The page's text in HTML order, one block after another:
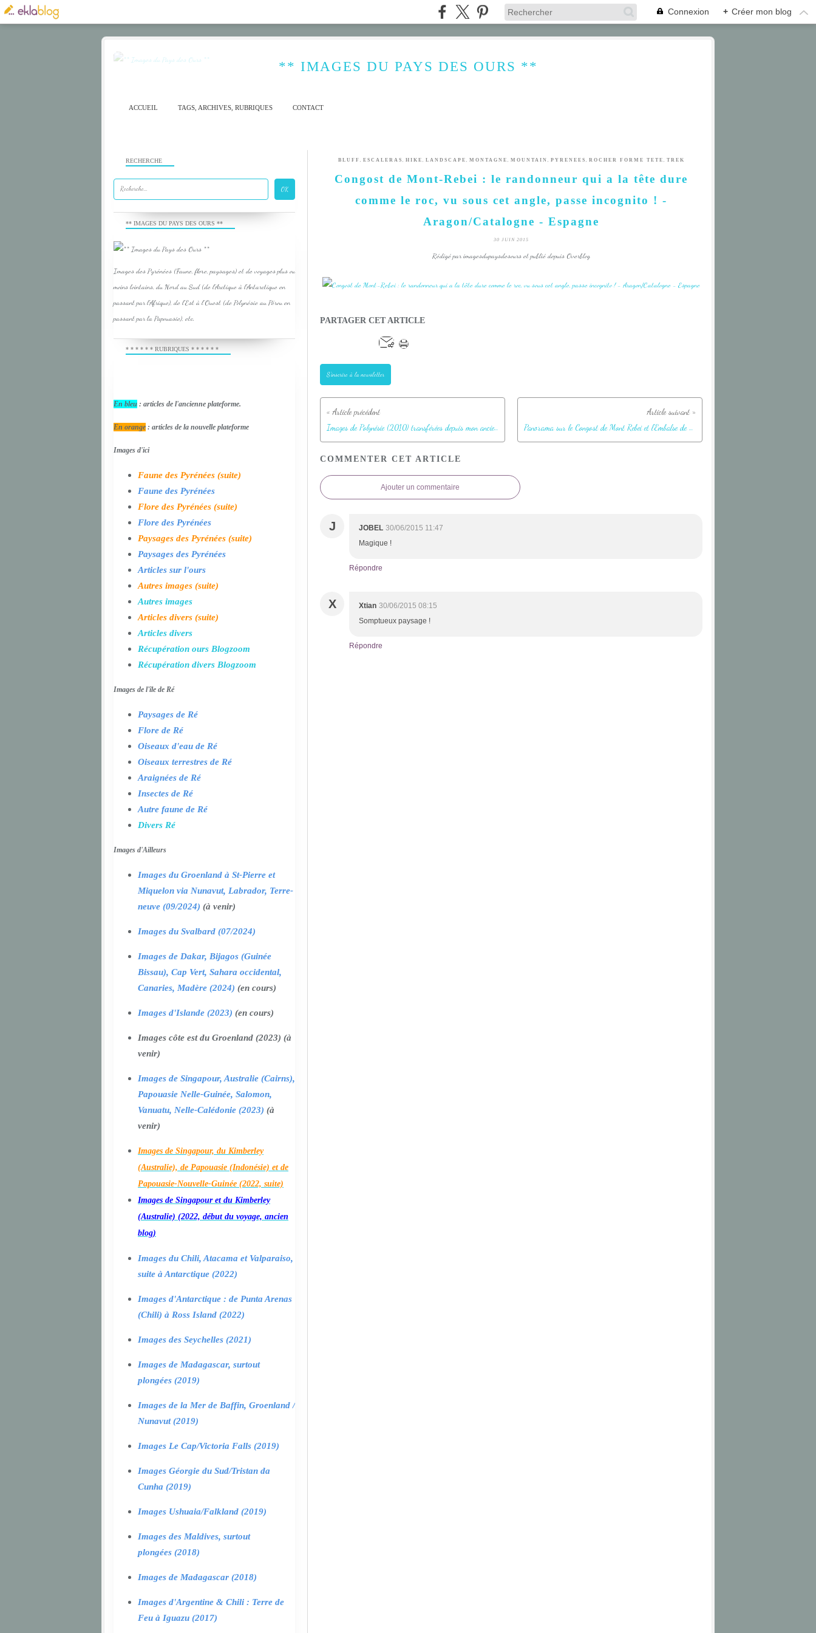
Connexion + Créer mon blog
** IMAGES DU PAYS DES OURS **
ACCUEIL TAGS, ARCHIVES, RUBRIQUES CONTACT
BLUFF , ESCALERAS , HIKE , LANDSCAPE , MONTAGNE , MOUNTAIN , PYRENEES , ROCHER FORME TETE , TREK
Congost de Mont-Rebei : le randonneur qui a la tête dure
comme le roc, vu sous cet angle, passe incognito ! -
Aragon/Catalogne - Espagne
30 JUIN 2015
Rédigé par imagesdupaysdesours et publié depuis Overblog
PARTAGER CET ARTICLE
S'inscrire à la newsletter
Images de Polynésie (2010) transférées depuis mon ancien blog Panorama sur le Congost de Mont Rebei et l'Embalse de Canelles vu de la passerelle "des escaleras" - Aragon/Catalogne - Espagne
COMMENTER CET ARTICLE
Ajouter un commentaire
J JOBEL 30/06/2015 11:47
Magique !
Répondre
X Xtian 30/06/2015 08:15
Somptueux paysage !
Répondre
RECHERCHE
** IMAGES DU PAYS DES OURS **
Images des Pyrénées (Faune, flore, paysages) et de voyages plus ou
moins lointains, du Nord au Sud (de l'Arctique à l'Antarctique en
passant par l'Afrique), de l'Est à l'Ouest (de Polynésie au Pérou en
passant par la Papouasie), etc.
* * * * * * RUBRIQUES * * * * * *
En bleu : articles de l'ancienne plateforme.
En orange : articles de la nouvelle plateforme
Images d'ici
Faune des Pyrénées (suite)
Faune des Pyrénées
Flore des Pyrénées (suite)
Flore des Pyrénées
Paysages des Pyrénées (suite)
Paysages des Pyrénées
Articles sur l'ours
Autres images (suite)
Autres images
Articles divers (suite)
Articles divers
Récupération ours Blogzoom
Récupération divers Blogzoom
Images de l'île de Ré
Paysages de Ré
Flore de Ré
Oiseaux d'eau de Ré
Oiseaux terrestres de Ré
Araignées de Ré
Insectes de Ré
Autre faune de Ré
Divers Ré
Images d'Ailleurs
Images du Groenland à St-Pierre et
Miquelon via Nunavut, Labrador, Terre-
neuve (09/2024) (à venir)
Images du Svalbard (07/2024)
Images de Dakar, Bijagos (Guinée
Bissau), Cap Vert, Sahara occidental,
Canaries, Madère (2024) (en cours)
Images d'Islande (2023) (en cours)
Images côte est du Groenland (2023) (à
venir)
Images de Singapour, Australie (Cairns),
Papouasie Nelle-Guinée, Salomon,
Vanuatu, Nelle-Calédonie (2023) (à
venir)
Images de Singapour, du Kimberley
(Australie), de Papouasie (Indonésie) et de
Papouasie-Nouvelle-Guinée (2022, suite)
Images de Singapour et du Kimberley
(Australie) (2022, début du voyage, ancien
blog)
Images du Chili, Atacama et Valparaiso,
suite à Antarctique (2022)
Images d'Antarctique : de Punta Arenas
(Chili) à Ross Island (2022)
Images des Seychelles (2021)
Images de Madagascar, surtout
plongées (2019)
Images de la Mer de Baffin, Groenland /
Nunavut (2019)
Images Le Cap/Victoria Falls (2019)
Images Géorgie du Sud/Tristan da
Cunha (2019)
Images Ushuaia/Falkland (2019)
Images des Maldives, surtout
plongées (2018)
Images de Madagascar (2018)
Images d'Argentine & Chili : Terre de
Feu à Iguazu (2017)